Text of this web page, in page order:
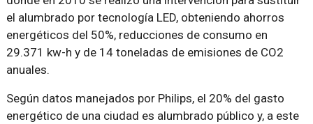
el alumbrado por tecnología LED, obteniendo ahorros
energéticos del 50%, reducciones de consumo en
29.371 kw-h y de 14 toneladas de emisiones de CO2
anuales.
Según datos manejados por Philips, el 20% del gasto
energético de una ciudad es alumbrado público y, a este